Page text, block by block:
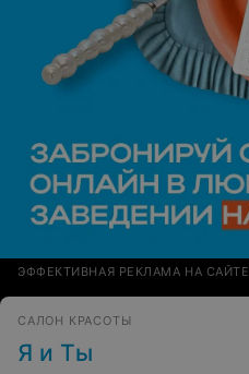
ЭФФЕКТИВНАЯ РЕКЛАМА НА САЙТЕ
САЛОН КРАСОТЫ
Я и Ты